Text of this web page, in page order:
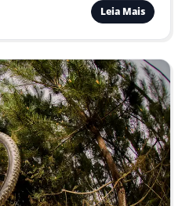
Leia Mais